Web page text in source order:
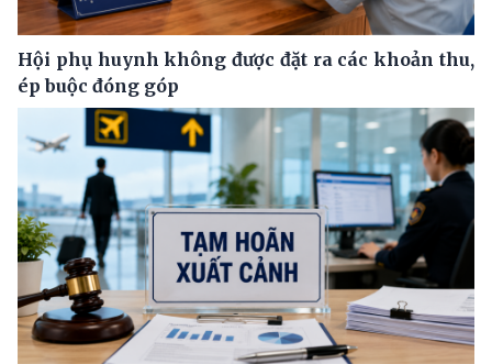
Hội phụ huynh không được đặt ra các khoản thu,
ép buộc đóng góp